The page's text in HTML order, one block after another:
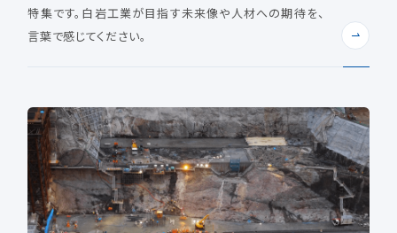
特集です。白岩工業が目指す未来像や人材への期待を、
言葉で感じてください。